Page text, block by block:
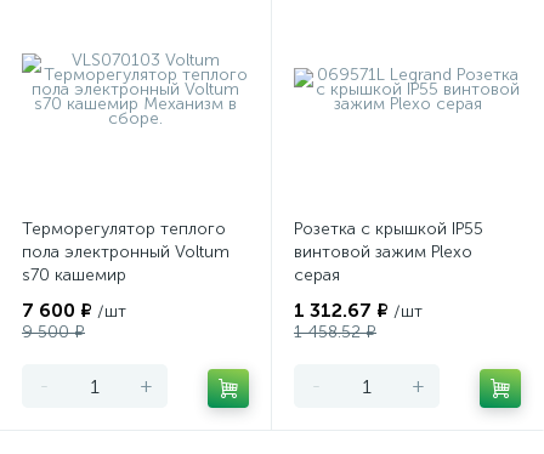
Терморегулятор теплого
пола электронный Voltum
s70 кашемир
7 600 ₽ /шт
9 500 ₽
- +
Розетка с крышкой IP55
винтовой зажим Plexo
серая
1 312.67 ₽ /шт
1 458.52 ₽
- +